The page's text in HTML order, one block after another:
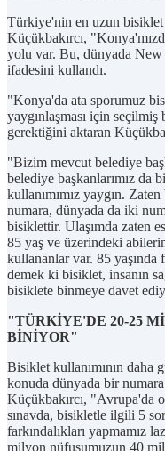
Türkiye'nin en uzun
Küçükbakırcı,
yolu var. Bu, dünyada
ifadesini kullandı.
"Konya'da ata sporumuz
yaygınlaşması için seçilmiş
gerektiğini aktaran
"Bizim mevcut belediye
belediye başkanlarımız da
kullanımımız yaygın.
numara, dünyada da iki
bisiklettir. Ulaşımda zaten
85 yaş ve üzerindeki
kullananlar var. 85
demek ki bisiklet, insanın
bisiklete binmeye davet
"TÜRKİYE'DE 20-25
BİNİYOR"
Bisiklet kullanımının
konuda dünyada bir
Küçükbakırcı, "Avrupa'da
sınavda, bisikletle ilgili 5
farkındalıkları yapmamız
milyon nüfusumuzun 40